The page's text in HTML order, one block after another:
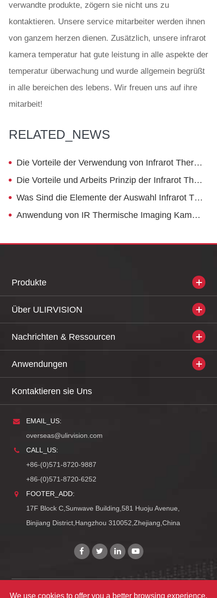
verwandte produkte, zögern sie nicht uns zu
kontaktieren. Unsere service mitarbeiter werden ihnen
von ganzem herzen dienen. Zusätzlich, unsere infrarot
kamera temperatur hat gute leistung in alle aspekte der
temperatur überwachung und wurde allgemein begrüßt
in alle bereichen des lebens. Wir freuen uns auf ihre
mitarbeit!
RELATED_NEWS
Die Vorteile der Verwendung von Infrarot Thermische Imaging Technologie in Überwachung System
Die Vorteile und Arbeits Prinzip der Infrarot Thermische Imager
Was Sind die Elemente der Auswahl Infrarot Thermografie
Anwendung von IR Thermische Imaging Kamera in Pipeline Inspektion
Produkte
Über ULIRVISION
Nachrichten & Ressourcen
Anwendungen
Kontaktieren sie Uns
EMAIL_US:
overseas@ulirvision.com
CALL_US:
+86-(0)571-8720-9887
+86-(0)571-8720-6252
FOOTER_ADD:
17F Block C,Sunwave Building,581 Huoju Avenue,
Binjiang District,Hangzhou 310052,Zhejiang,China
Copyright© Zhejiang ULIRVISION Technology Co., Ltd.
We use cookies to offer you a better browsing experience,